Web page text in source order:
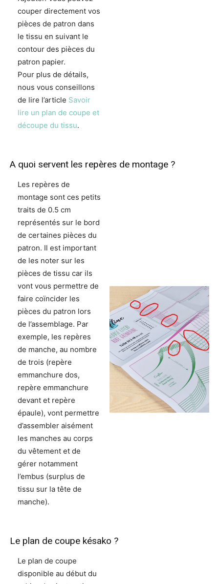
couper directement vos
pièces de patron dans
le tissu en suivant le
contour des pièces du
patron papier.
Pour plus de détails,
nous vous conseillons
de lire l’article Savoir
lire un plan de coupe et
découpe du tissu.
A quoi servent les repères de montage ?
Les repères de
montage sont ces petits
traits de 0.5 cm
représentés sur le bord
de certaines pièces du
patron. Il est important
de les noter sur les
pièces de tissu car ils
vont vous permettre de
faire coïncider les
pièces du patron lors
de l’assemblage. Par
exemple, les repères
de manche, au nombre
de trois (repère
emmanchure dos,
repère emmanchure
devant et repère
épaule), vont permettre
d’assembler aisément
les manches au corps
du vêtement et de
gérer notamment
l’embus (surplus de
tissu sur la tête de
manche).
Le plan de coupe késako ?
Le plan de coupe
disponible au début du